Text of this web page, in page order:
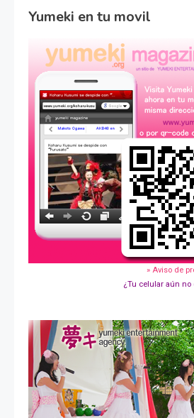
Yumeki en tu movil
» Aviso de
¿Tu celular aún no